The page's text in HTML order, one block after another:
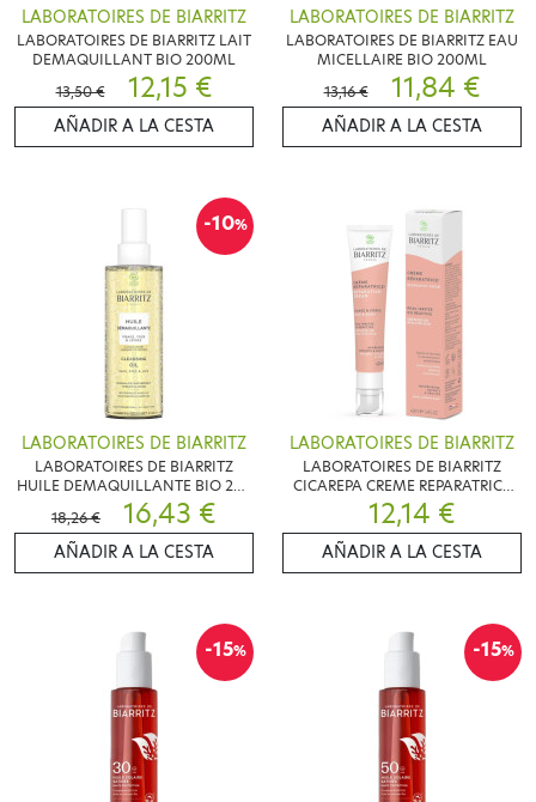
LABORATOIRES DE BIARRITZ
LABORATOIRES DE BIARRITZ LAIT
DEMAQUILLANT BIO 200ML
13,50 €
12,15 €
AÑADIR A LA CESTA
LABORATOIRES DE BIARRITZ
LABORATOIRES DE BIARRITZ EAU
MICELLAIRE BIO 200ML
13,16 €
11,84 €
AÑADIR A LA CESTA
-10%
LABORATOIRES DE BIARRITZ
LABORATOIRES DE BIARRITZ
HUILE DEMAQUILLANTE BIO 200
ML
18,26 € 16,43 €
AÑADIR A LA CESTA
LABORATOIRES DE BIARRITZ
LABORATOIRES DE BIARRITZ
CICAREPA CREME REPARATRICE
BIO 40 ML
12,14 €
AÑADIR A LA CESTA
-15% -15%